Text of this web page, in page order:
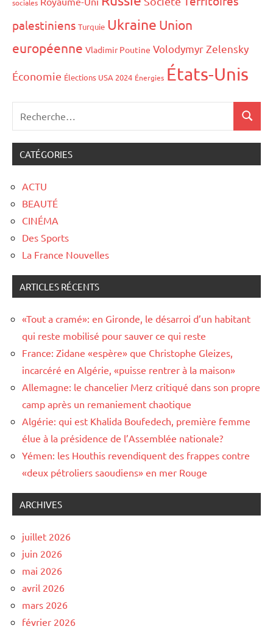
sociales
palestiniens Turquie Ukraine Union
européenne Vladimir Poutine Volodymyr Zelensky
Économie Élections USA 2024 Énergies États-Unis
CATÉGORIES
ACTU
BEAUTÉ
CINÉMA
Des Sports
La France Nouvelles
ARTICLES RÉCENTS
«Tout a cramé»: en Gironde, le désarroi d’un habitant
qui reste mobilisé pour sauver ce qui reste
France: Zidane «espère» que Christophe Gleizes,
incarcéré en Algérie, «puisse rentrer à la maison»
Allemagne: le chancelier Merz critiqué dans son propre
camp après un remaniement chaotique
Algérie: qui est Khalida Boufedech, première femme
élue à la présidence de l’Assemblée nationale?
Yémen: les Houthis revendiquent des frappes contre
«deux pétroliers saoudiens» en mer Rouge
ARCHIVES
juillet 2026
juin 2026
mai 2026
avril 2026
mars 2026
février 2026